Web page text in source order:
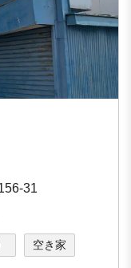
31
空き家